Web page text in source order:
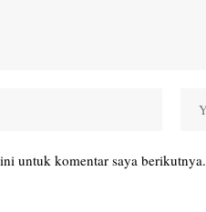
untuk komentar saya berikutnya.